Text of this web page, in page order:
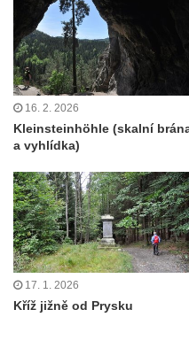
16. 2. 2026
Kleinsteinhöhle (skalní
a vyhlídka)
17. 1. 2026
Kříž jižně od Prysku